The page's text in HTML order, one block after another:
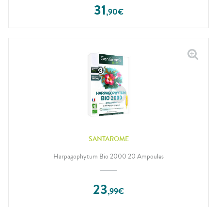
31,90€
SANTAROME
Harpagophytum Bio 2000 20 Ampoules
23,99€